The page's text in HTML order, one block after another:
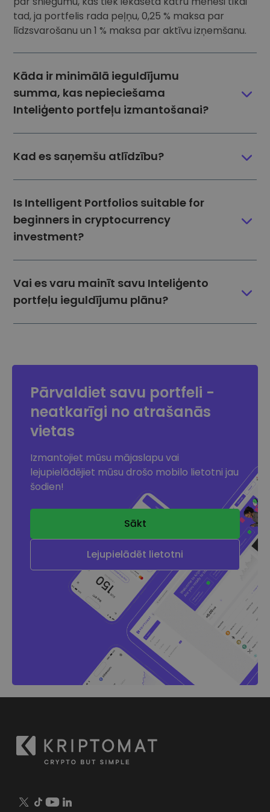
tad, ja portfelis rada peļņu, 0,25 % maksa par
līdzsvarošanu un 1 % maksa par aktīvu izņemšanu.
Kāda ir minimālā ieguldījumu
summa, kas nepieciešama
Inteliģento portfeļu izmantošanai?
Kad es saņemšu atlīdzību?
Is Intelligent Portfolios suitable for
beginners in cryptocurrency
investment?
Vai es varu mainīt savu Inteliģento
portfeļu ieguldījumu plānu?
Pārvaldiet savu portfeli -
neatkarīgi no atrašanās
vietas
Izmantojiet mūsu mājaslapu vai
lejupielādējiet mūsu drošo mobilo lietotni jau
šodien!
Sākt
Lejupielādēt lietotni